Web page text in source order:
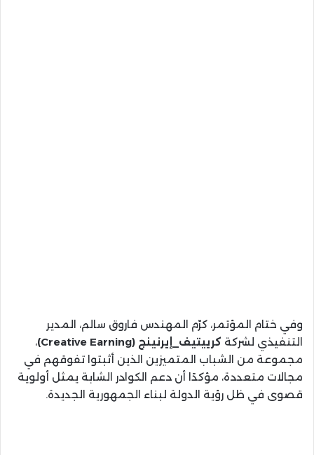
وفي ختام المؤتمر، كرّم المهندس فاروق سالم، المدير
التنفيذي لشركة كرييتيف_إيرنينج (Creative Earning)
،
مجموعة من الشباب المتميزين الذين أثبتوا تفوقهم في
مجالات متعددة، مؤكدًا أن دعم الكوادر الشابة يمثل أولوية
قصوى في ظل رؤية الدولة لبناء الجمهورية الجديدة.